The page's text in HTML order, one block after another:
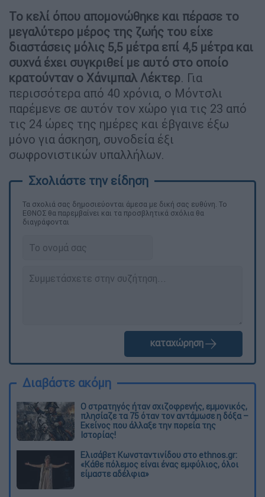
Το κελί όπου απομονώθηκε και πέρασε το
μεγαλύτερο μέρος της ζωής του είχε
διαστάσεις μόλις 5,5 μέτρα επί 4,5 μέτρα και
συχνά έχει συγκριθεί με αυτό στο οποίο
κρατούνταν ο Χάνιμπαλ Λέκτερ. Για
περισσότερα από 40 χρόνια, ο Μόντσλι
παρέμενε σε αυτόν τον χώρο για τις 23 από
τις 24 ώρες της ημέρες και έβγαινε έξω
μόνο για άσκηση, συνοδεία έξι
σωφρονιστικών υπαλλήλων.
Τα σχολιά σας δημοσιεύονται άμεσα με δική σας ευθύνη. Το
ΕΘΝΟΣ θα παρεμβαίνει και τα προσβλητικά σχόλια θα
διαγράφονται
καταχώρηση
Διαβάστε ακόμη
O στρατηγός ήταν σχιζοφρενής, εμμονικός,
πλησίαζε τα 75 όταν τον αντάμωσε η δόξα –
Εκείνος που άλλαξε την πορεία της
Ιστορίας!
Ελισάβετ Κωνσταντινίδου στο ethnos.gr:
«Κάθε πόλεμος είναι ένας εμφύλιος, όλοι
είμαστε αδέλφια»